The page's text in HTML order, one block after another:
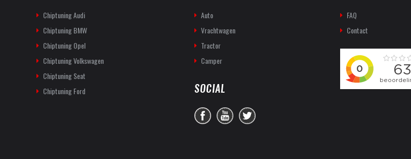
Chiptuning Audi
Chiptuning BMW
Chiptuning Opel
Chiptuning Volkswagen
Chiptuning Seat
Chiptuning Ford
Auto
Vrachtwagen
Tractor
Camper
SOCIAL
FAQ
Contact